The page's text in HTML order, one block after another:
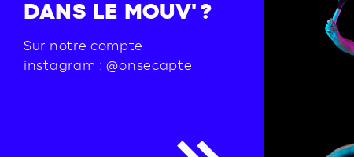
DANS LE MOUV' ?
Sur notre compte
instagram :@onsecapte